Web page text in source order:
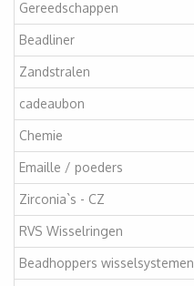
Gereedschappen
Beadliner
Zandstralen
cadeaubon
Chemie
Emaille / poeders
Zirconia`s - CZ
RVS Wisselringen
Beadhoppers wisselsystemen